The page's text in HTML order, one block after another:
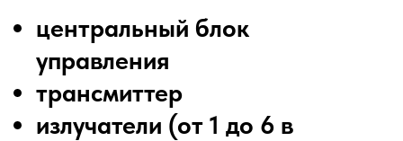
центральный блок
управления
трансмиттер
излучатели (от 1 до 6 в